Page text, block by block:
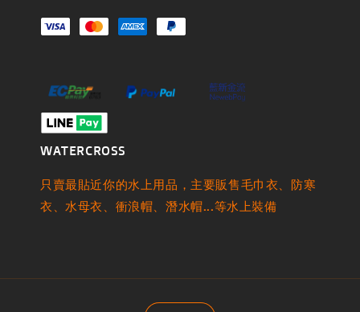
WATERCROSS
只賣最貼近你的水上用品，主要販售毛巾衣、防寒
衣、水母衣、衝浪帽、潛水帽...等水上裝備